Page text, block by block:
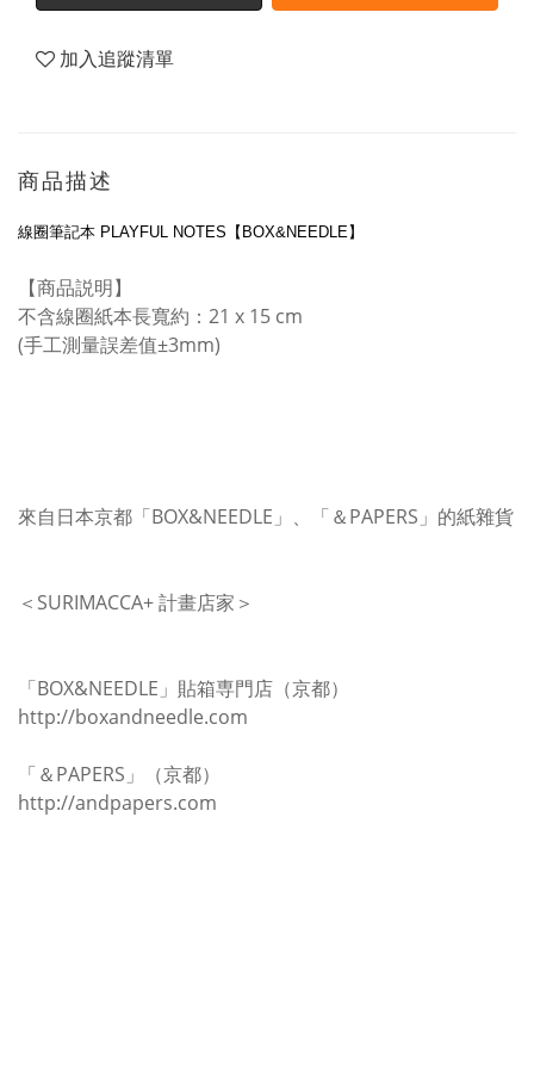
加入追蹤清單
商品描述
線圈筆記本 PLAYFUL NOTES【BOX&NEEDLE】
【商品説明】
不含線圈紙本長寬約：21 x 15 cm
(手工測量誤差值±3mm)
來自日本京都「BOX&NEEDLE」、「＆PAPERS」的紙雜貨
＜SURIMACCA+ 計畫店家＞
「BOX&NEEDLE」貼箱専門店（京都）
http://boxandneedle.com
「＆PAPERS」（京都）
http://andpapers.com